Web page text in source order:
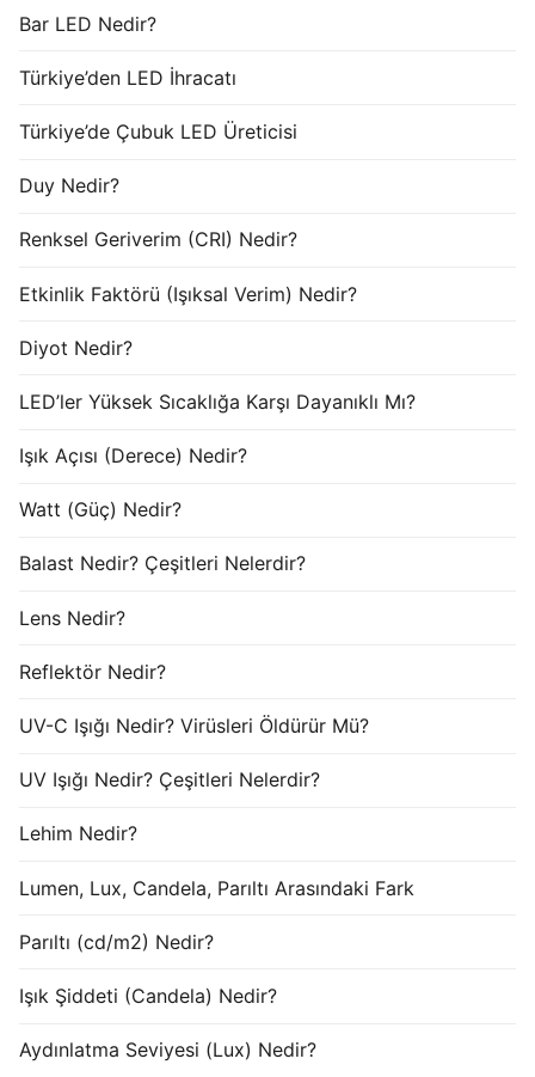
Bar LED Nedir?
Türkiye’den LED İhracatı
Türkiye’de Çubuk LED Üreticisi
Duy Nedir?
Renksel Geriverim (CRI) Nedir?
Etkinlik Faktörü (Işıksal Verim) Nedir?
Diyot Nedir?
LED’ler Yüksek Sıcaklığa Karşı Dayanıklı Mı?
Işık Açısı (Derece) Nedir?
Watt (Güç) Nedir?
Balast Nedir? Çeşitleri Nelerdir?
Lens Nedir?
Reflektör Nedir?
UV-C Işığı Nedir? Virüsleri Öldürür Mü?
UV Işığı Nedir? Çeşitleri Nelerdir?
Lehim Nedir?
Lumen, Lux, Candela, Parıltı Arasındaki Fark
Parıltı (cd/m2) Nedir?
Işık Şiddeti (Candela) Nedir?
Aydınlatma Seviyesi (Lux) Nedir?